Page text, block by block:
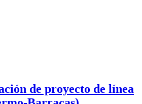
de proyecto de línea